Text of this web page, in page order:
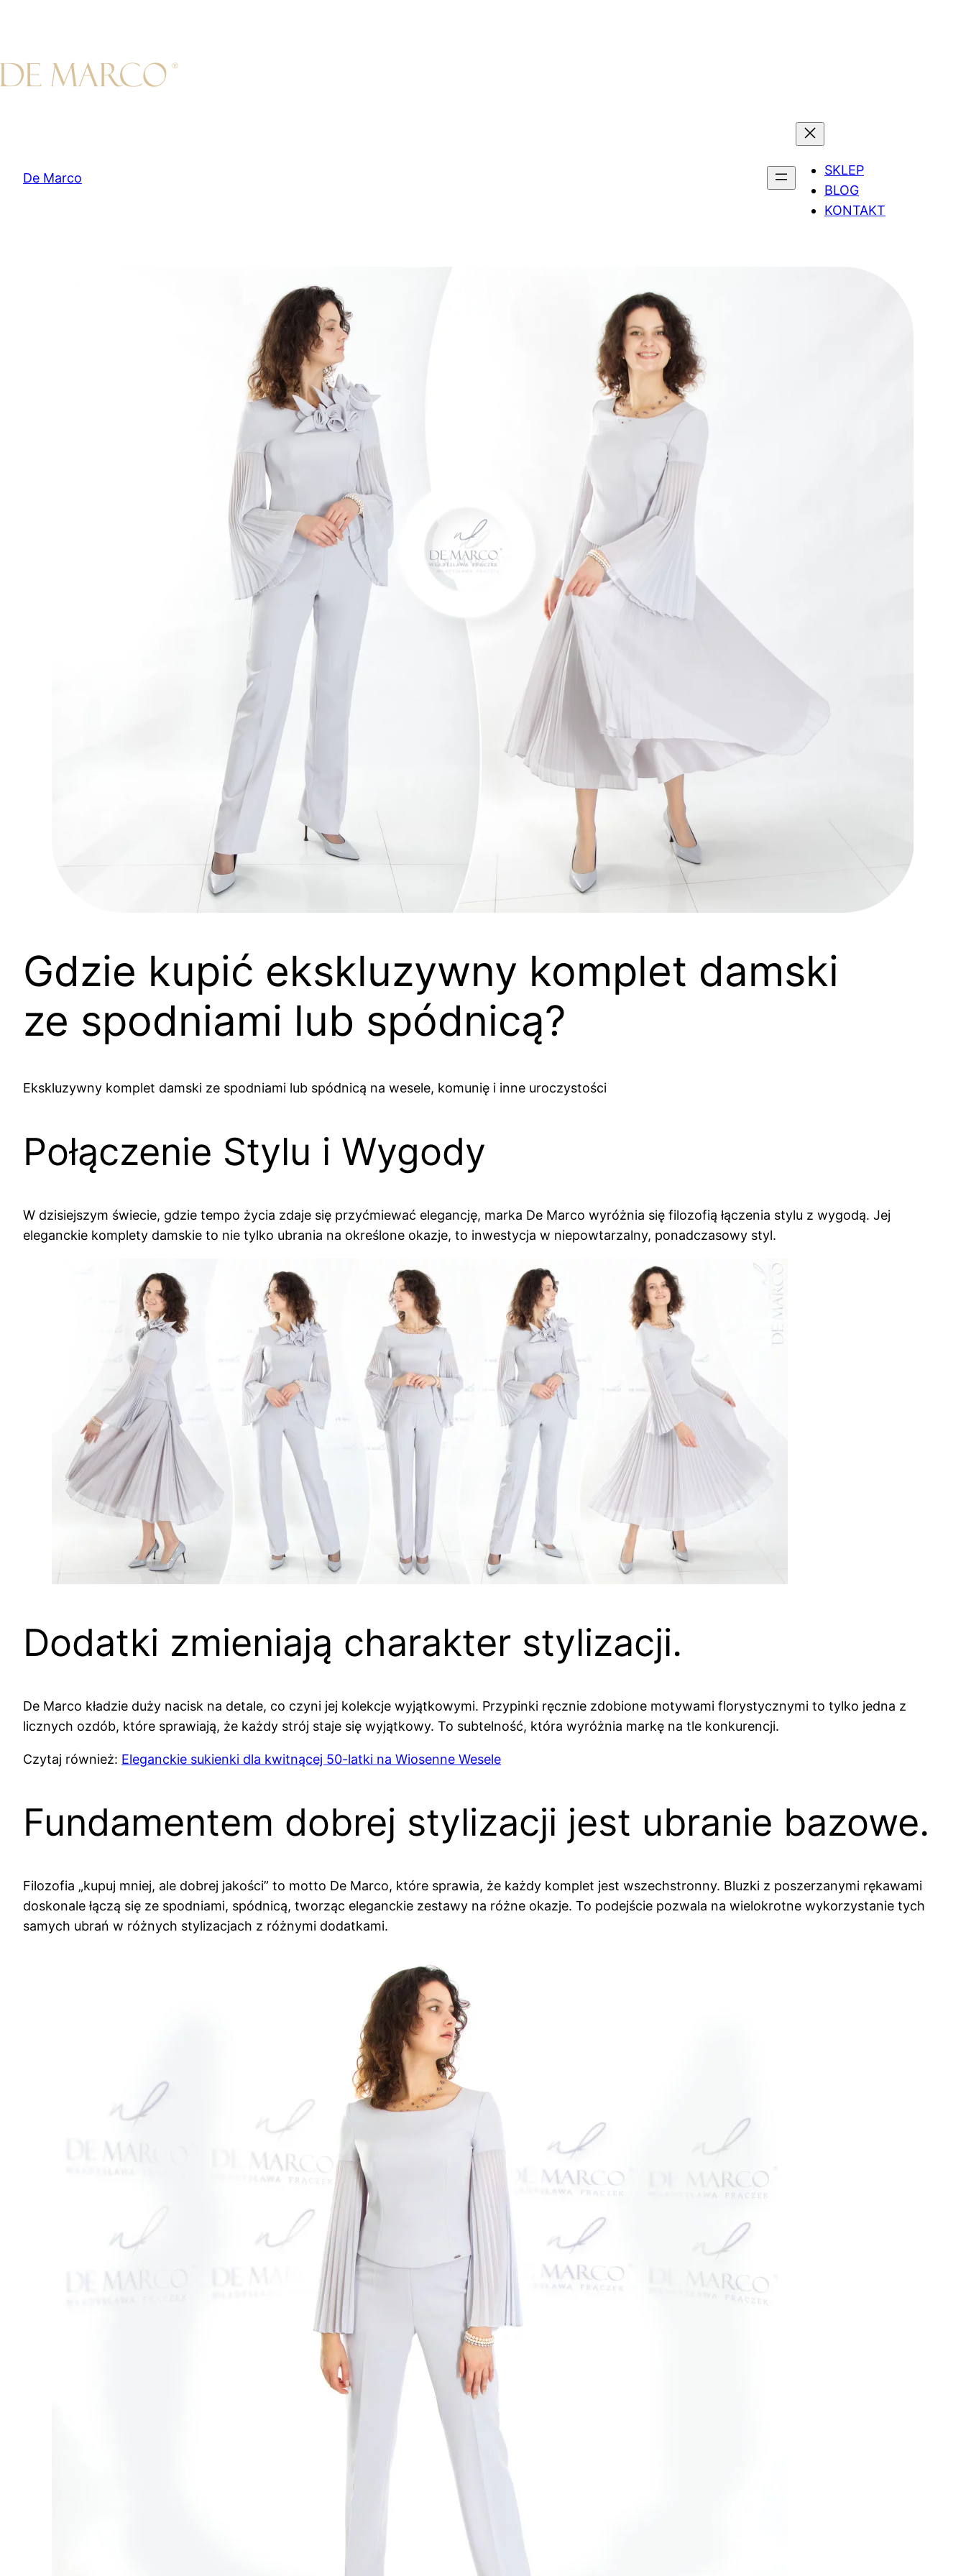
De Marco
SKLEP
BLOG
KONTAKT
Gdzie kupić ekskluzywny komplet damski
ze spodniami lub spódnicą?
Ekskluzywny komplet damski ze spodniami lub spódnicą na wesele, komunię i inne uroczystości
Połączenie Stylu i Wygody
W dzisiejszym świecie, gdzie tempo życia zdaje się przyćmiewać elegancję, marka De Marco wyróżnia się filozofią łączenia stylu z wygodą. Jej
eleganckie komplety damskie to nie tylko ubrania na określone okazje, to inwestycja w niepowtarzalny, ponadczasowy styl.
Dodatki zmieniają charakter stylizacji.
De Marco kładzie duży nacisk na detale, co czyni jej kolekcje wyjątkowymi. Przypinki ręcznie zdobione motywami florystycznymi to tylko jedna z
licznych ozdób, które sprawiają, że każdy strój staje się wyjątkowy. To subtelność, która wyróżnia markę na tle konkurencji.
Czytaj również: Eleganckie sukienki dla kwitnącej 50-latki na Wiosenne Wesele
Fundamentem dobrej stylizacji jest ubranie bazowe.
Filozofia „kupuj mniej, ale dobrej jakości” to motto De Marco, które sprawia, że każdy komplet jest wszechstronny. Bluzki z poszerzanymi rękawami
doskonale łączą się ze spodniami, spódnicą, tworząc eleganckie zestawy na różne okazje. To podejście pozwala na wielokrotne wykorzystanie tych
samych ubrań w różnych stylizacjach z różnymi dodatkami.